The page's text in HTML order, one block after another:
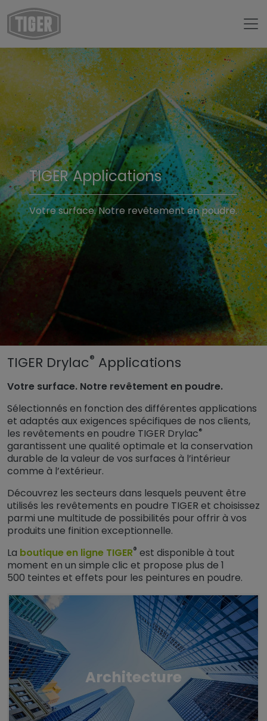
TIGER Applications
Votre surface. Notre revêtement en poudre.
Untermenü öffnen für „www.tiger-coatings.com“
Untermenü öffnen für „Applications“
TIGER Drylac® Applications
Votre surface. Notre revêtement en poudre.
Sélectionnés en fonction des différentes applications
et adaptés aux exigences spécifiques de nos clients,
les revêtements en poudre TIGER Drylac®
garantissent une qualité optimale et la conservation
durable de la valeur de vos surfaces à l’intérieur
comme à l’extérieur.
Découvrez les secteurs dans lesquels peuvent être
utilisés les revêtements en poudre TIGER et choisissez
parmi une multitude de possibilités pour offrir à vos
produits une finition exceptionnelle.
La boutique en ligne TIGER® est disponible à tout
moment en un simple clic et propose plus de 1
500 teintes et effets pour les peintures en poudre.
Architecture